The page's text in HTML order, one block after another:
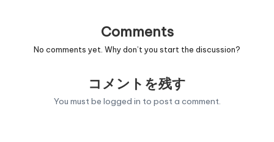
Comments
No comments yet. Why don’t you start the discussion?
コメントを残す
You must be logged in to post a comment.